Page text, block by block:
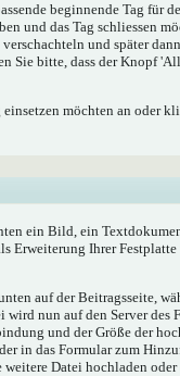
beginnende Tag für
und das Tag schliessen
und später
Sie bitte, dass der Knopf
möchten an oder
ein Bild, ein
Erweiterung Ihrer
auf der Beitragsseite,
nun auf den Server des
und der Größe der
in das Formular zum
weitere Datei hochladen